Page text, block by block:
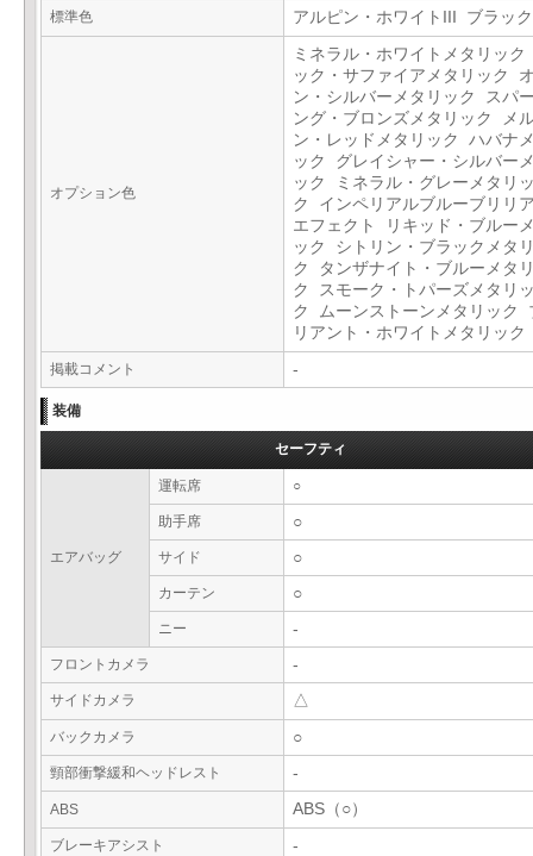
標準色 アルピン・ホワイトIII ブラッ
オプション色
ミネラル・ホワイトメタリッ
ック・サファイアメタリック
ン・シルバーメタリック スパ
ング・ブロンズメタリック メ
ン・レッドメタリック ハバナ
ック グレイシャー・シルバー
ック ミネラル・グレーメタリ
ク インペリアルブルーブリリ
エフェクト リキッド・ブルー
ック シトリン・ブラックメタ
ク タンザナイト・ブルーメタ
ク スモーク・トパーズメタリ
ク ムーンストーンメタリック
リアント・ホワイトメタリッ
掲載コメント -
装備
セーフティ
エアバッグ
運転席 ○
助手席 ○
サイド ○
カーテン ○
ニー -
フロントカメラ -
サイドカメラ △
バックカメラ ○
頸部衝撃緩和ヘッドレスト -
ABS ABS（○）
ブレーキアシスト -